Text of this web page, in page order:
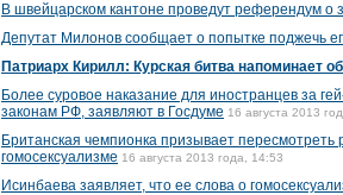
В швейцарском кантоне проведут референдум о
Депутат Милонов сообщает о попытке поджечь
Патриарх Кирилл: Курская битва напоминает
Более суровое наказание для иностранцев за
законам РФ, заявляют в Госдуме 16 августа 2013
Британская чемпионка призывает
гомосексуализме 16 августа 2013 года, 14:53
Исинбаева заявляет, что ее слова о